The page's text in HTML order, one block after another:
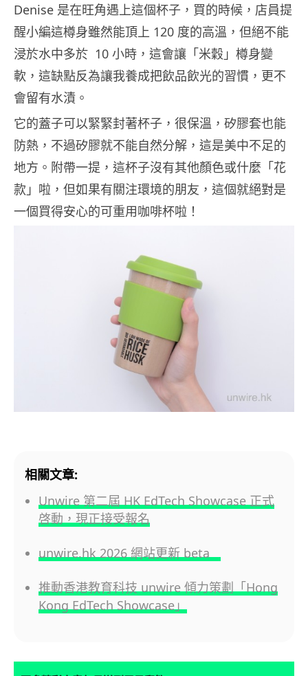
Denise 是在旺角遇上這個杯子，買的時候，店員提
醒小編這樽身雖然能頂上 120 度的高溫，但絕不能
浸於水中多於 10 小時，這會讓「米穀」樽身變
軟，這缺點反為讓我養成把飲品飲光的習慣，更不
會留有水漬。
它的蓋子可以緊緊封著杯子，很保溫，矽膠套也能
防熱，不過矽膠就不能自然分解，這是美中不足的
地方。附帶一提，這杯子沒有其他顏色或什麼「花
款」啦，但如果有關注環境的朋友，這個就絕對是
一個買得安心的可重用咖啡杯啦！
相關文章:
Unwire 第二屆 HK EdTech Showcase 正式
啓動，現正接受報名
unwire.hk 2026 網站更新 beta
推動香港教育科技 unwire 傾力策劃「Hong
Kong EdTech Showcase」